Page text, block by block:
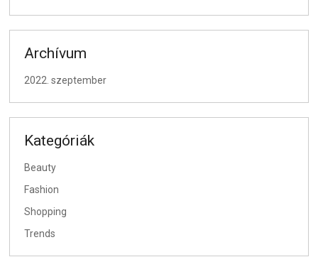
Archívum
2022. szeptember
Kategóriák
Beauty
Fashion
Shopping
Trends